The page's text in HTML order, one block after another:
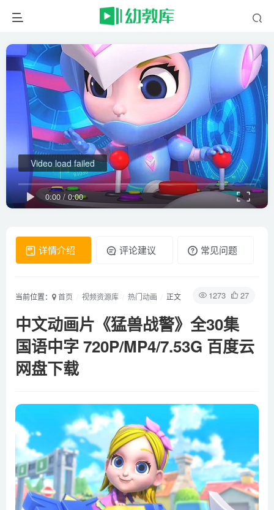
0:00 / 0:00
Video load failed
详情介绍 评论建议 常见问题
1273 27
当前位置： 首页 视频资源库 热门动画 正文
中文动画片《猛兽战警》全30集
国语中字 720P/MP4/7.53G 百度云
网盘下载